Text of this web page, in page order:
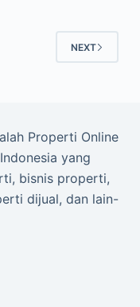
NEXT
Properti Online
yang
bisnis properti,
dijual, dan lain-